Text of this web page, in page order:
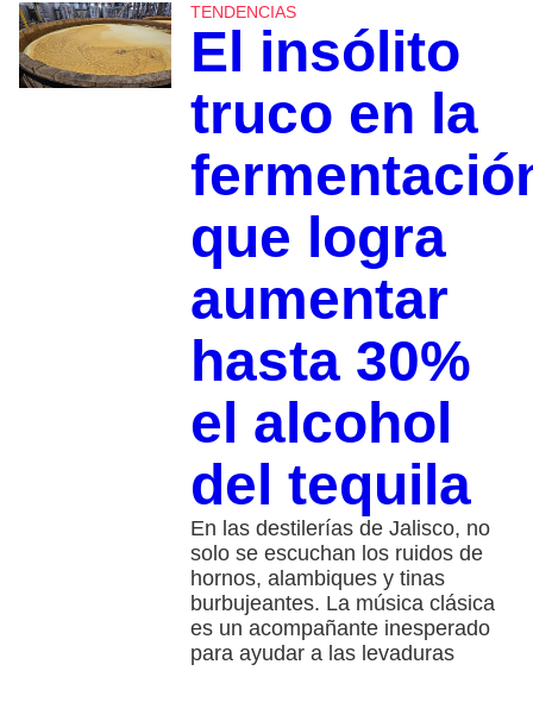
TENDENCIAS
El insólito
truco en la
que logra
aumentar
hasta 30%
el alcohol
del tequila
En las destilerías de Jalisco, no
solo se escuchan los ruidos de
hornos, alambiques y tinas
burbujeantes. La música clásica
es un acompañante inesperado
para ayudar a las levaduras